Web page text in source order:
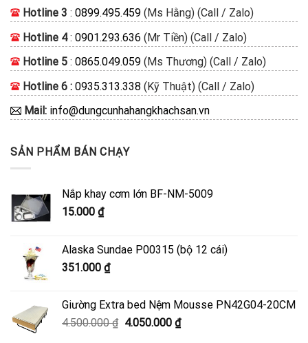
Hotline 3 : 0899.495.459 (Ms Hằng) (Call / Zalo)
Hotline 4: 0901.293.636 (Mr Tiền) (Call / Zalo)
Hotline 5 : 0865.049.059 (Ms Thương) (Call / Zalo)
Hotline 6 : 0935.313.338 (Kỹ Thuật) (Call / Zalo)
Mail: info@dungcunhahangkhachsan.vn
SẢN PHẨM BÁN CHẠY
Nắp khay cơm lớn BF-NM-5009
15.000 ₫
Alaska Sundae P00315 (bộ 12 cái)
351.000 ₫
Giường Extra bed Nệm Mousse PN42G04-20CM
4.500.000₫ Giá
4.050.000 ₫Giá